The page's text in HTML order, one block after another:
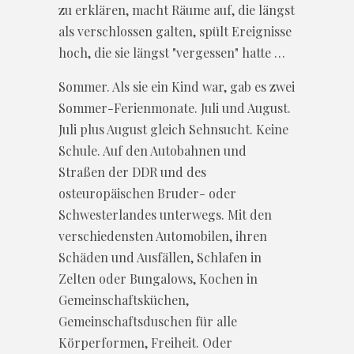
zu erklären, macht Räume auf, die längst
als verschlossen galten, spült Ereignisse
hoch, die sie längst "vergessen" hatte …
Sommer. Als sie ein Kind war, gab es zwei
Sommer-Ferienmonate. Juli und August.
Juli plus August gleich Sehnsucht. Keine
Schule. Auf den Autobahnen und
Straßen der DDR und des
osteuropäischen Bruder- oder
Schwesterlandes unterwegs. Mit den
verschiedensten Automobilen, ihren
Schäden und Ausfällen, Schlafen in
Zelten oder Bungalows, Kochen in
Gemeinschaftsküchen,
Gemeinschaftsduschen für alle
Körperformen, Freiheit. Oder